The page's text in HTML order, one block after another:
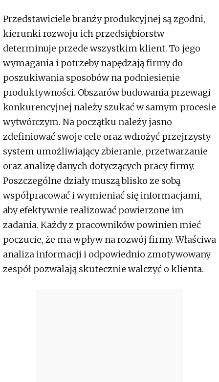
Przedstawiciele branży produkcyjnej są zgodni,
kierunki rozwoju ich przedsiębiorstw
determinuje przede wszystkim klient. To jego
wymagania i potrzeby napędzają firmy do
poszukiwania sposobów na podniesienie
produktywności. Obszarów budowania przewagi
konkurencyjnej należy szukać w samym procesie
wytwórczym. Na początku należy jasno
zdefiniować swoje cele oraz wdrożyć przejrzysty
system umożliwiający zbieranie, przetwarzanie
oraz analizę danych dotyczących pracy firmy.
Poszczególne działy muszą blisko ze sobą
współpracować i wymieniać się informacjami,
aby efektywnie realizować powierzone im
zadania. Każdy z pracowników powinien mieć
poczucie, że ma wpływ na rozwój firmy. Właściwa
analiza informacji i odpowiednio zmotywowany
zespół pozwalają skutecznie walczyć o klienta.